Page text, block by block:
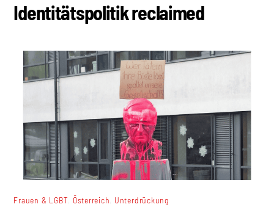
Identitätspolitik reclaimed
Frauen & LGBT Österreich Unterdrückung